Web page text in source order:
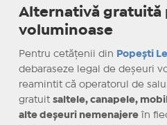
Alternativă gratuită
voluminoase
Pentru cetățenii din Popești
debaraseze legal de deșeuri
reamintit că operatorul de
gratuit saltele, canapele,
alte deșeuri nemenajereîn